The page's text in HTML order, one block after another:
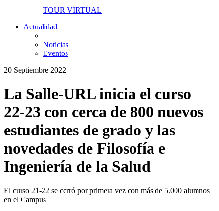
TOUR VIRTUAL
Actualidad
Noticias
Eventos
20 Septiembre 2022
La Salle-URL inicia el curso
22-23 con cerca de 800 nuevos
estudiantes de grado y las
novedades de Filosofía e
Ingeniería de la Salud
El curso 21-22 se cerró por primera vez con más de 5.000 alumnos
en el Campus